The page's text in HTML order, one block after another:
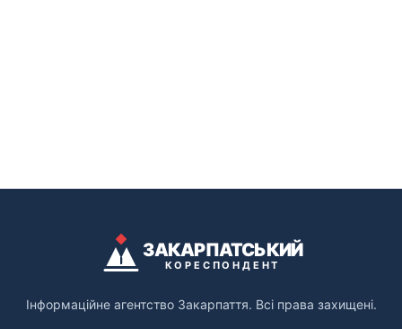
ЗАКАРПАТСЬКИЙ
КОРЕСПОНДЕНТ
Інформаційне агентство Закарпаття. Всі права захищені.